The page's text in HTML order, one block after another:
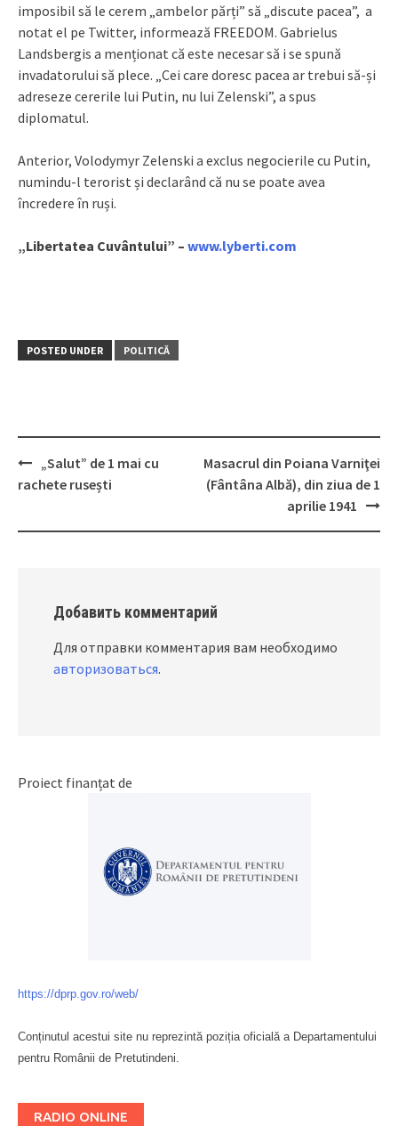
imposibil să le cerem „ambelor părți” să „discute pacea”, a
notat el pe Twitter, informează FREEDOM. Gabrielus
Landsbergis a menționat că este necesar să i se spună
invadatorului să plece. „Cei care doresc pacea ar trebui să-și
adreseze cererile lui Putin, nu lui Zelenski”, a spus
diplomatul.
Anterior, Volodymyr Zelenski a exclus negocierile cu Putin,
numindu-l terorist și declarând că nu se poate avea
încredere în ruși.
„Libertatea Cuvântului” – www.lyberti.com
POSTED UNDER POLITICĂ
Post
„Salut” de 1 mai cu
rachete rusești
Masacrul din Poiana Varniţei
(Fântâna Albă), din ziua de 1
aprilie 1941
Добавить комментарий
Для отправки комментария вам необходимо
авторизоваться.
Proiect finanțat de
https://dprp.gov.ro/web/
Conținutul acestui site nu reprezintă poziția oficială a Departamentului
pentru Românii de Pretutindeni.
RADIO ONLINE